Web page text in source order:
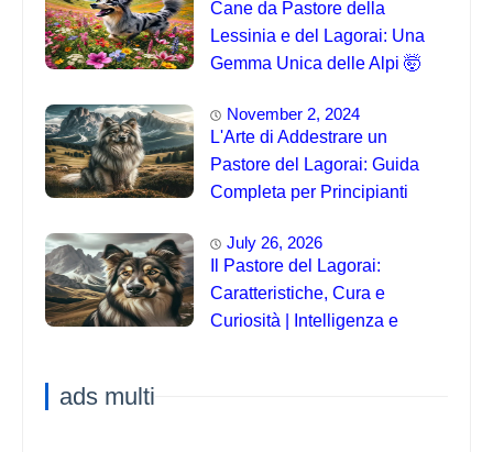
Cane da Pastore della
Lessinia e del Lagorai: Una
Gemma Unica delle Alpi 🤯
November 2, 2024
L'Arte di Addestrare un
Pastore del Lagorai: Guida
Completa per Principianti
July 26, 2026
Il Pastore del Lagorai:
Caratteristiche, Cura e
Curiosità | Intelligenza e
ads multi